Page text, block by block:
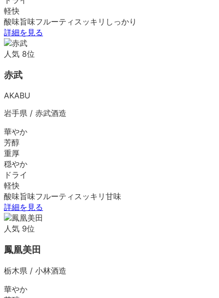
軽快
酸味旨味フルーティ スッキリ しっかり
詳細を見る
人気 8位
赤武
AKABU
岩手県 / 赤武酒造
華やか
芳醇
重厚
穏やか
ドライ
軽快
酸味旨味フルーティ スッキリ 甘味
詳細を見る
人気 9位
鳳凰美田
栃木県 / 小林酒造
華やか